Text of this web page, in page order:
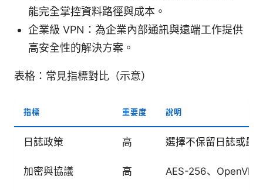
能完全掌控資料路徑與成本。
企業級 VPN：為企業內部通訊與遠端工作提供
高安全性的解決方案。
表格：常見指標對比（示意）
指標 重要度 說明
日誌政策 高 選擇不保留日誌或最
加密與協議 高 AES-256、